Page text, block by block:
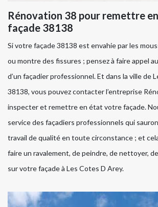
Rénovation 38 pour remettre
façade 38138
Si votre façade 38138 est envahie par les
ou montre des fissures ; pensez à faire appel
d’un façadier professionnel. Et dans la ville de
38138, vous pouvez contacter l’entreprise
inspecter et remettre en état votre façade.
service des façadiers professionnels qui
travail de qualité en toute circonstance ; et cela
faire un ravalement, de peindre, de nettoyer,
sur votre façade à Les Cotes D Arey.